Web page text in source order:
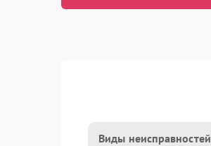
Виды неисправностей